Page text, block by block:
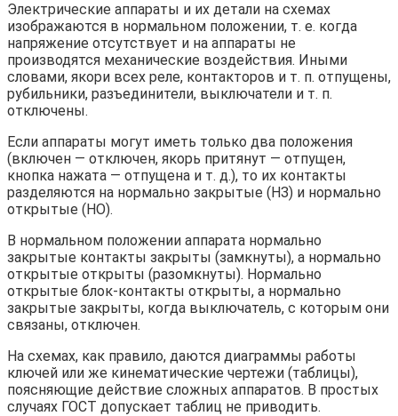
Электрические аппараты и их детали на схемах
изображаются в нормальном положении, т. е. когда
напряжение отсутствует и на аппараты не
производятся механические воздействия. Иными
словами, якори всех реле, контакторов и т. п. отпущены,
рубильники, разъединители, выключатели и т. п.
отключены.
Если аппараты могут иметь только два положения
(включен — отключен, якорь притянут — отпущен,
кнопка нажата — отпущена и т. д.), то их контакты
разделяются на нормально закрытые (НЗ) и нормально
открытые (НО).
В нормальном положении аппарата нормально
закрытые контакты закрыты (замкнуты), а нормально
открытые открыты (разомкнуты). Нормально
открытые блок-контакты открыты, а нормально
закрытые закрыты, когда выключатель, с которым они
связаны, отключен.
На схемах, как правило, даются диаграммы работы
ключей или же кинематические чертежи (таблицы),
поясняющие действие сложных аппаратов. В простых
случаях ГОСТ допускает таблиц не приводить.